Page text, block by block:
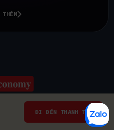
ĐI ĐẾN THANH TOÁN
THÊM